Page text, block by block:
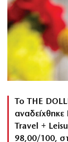
Το THE
Travel +
98,00/100,